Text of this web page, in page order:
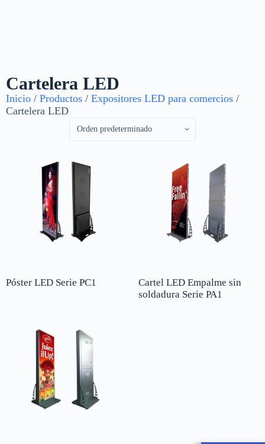
Cartelera LED
Inicio / Productos / Expositores LED para comercios /
Cartelera LED
Póster LED Serie PC1
Cartel LED Empalme sin
soldadura Serie PA1